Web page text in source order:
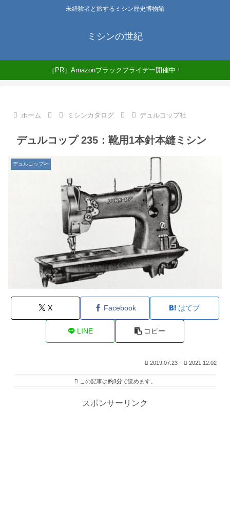
未経験者と旅するミシン歴史博物館
ミシンの世紀
［PR］Amazonブラックフライデー開催中！
ホーム ミシンカタログ デュルコップ社
デュルコップ 235：靴用1本針本縫ミシン
デュルコップ社
X Facebook はてブ
LINE コピー
2019.07.23 2021.12.02
この記事は約1分で読めます。
スポンサーリンク